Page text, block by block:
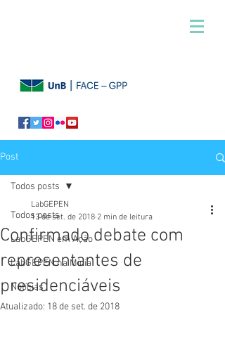
Post
Todos posts
LabGEPEN em Ação
LabGEPEN na Mídia
Notícias
Todos posts
Confirmado debate com
representantes de
presidenciáveis
LabGEPEN
13 de set. de 2018 2 min de leitura
Atualizado: 18 de set. de 2018